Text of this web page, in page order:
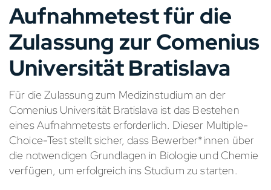
Aufnahmetest für die
Zulassung zur Comenius
Universität Bratislava
Für die Zulassung zum Medizinstudium an der
Comenius Universität Bratislava ist das Bestehen
eines Aufnahmetests erforderlich. Dieser Multiple-
Choice-Test stellt sicher, dass Bewerber*innen über
die notwendigen Grundlagen in Biologie und Chemie
verfügen, um erfolgreich ins Studium zu starten.